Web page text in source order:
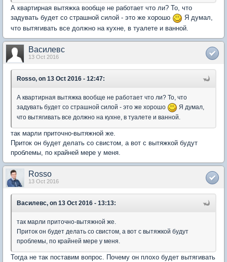
А квартирная вытяжка вообще не работает что ли? То, что
задувать будет со страшной силой - это же хорошо
Я думал,
что вытягивать все должно на кухне, в туалете и ванной.
Василевс
13 Oct 2016
Rosso, on 13 Oct 2016 - 12:47:
А квартирная вытяжка вообще не работает что ли? То, что
задувать будет со страшной силой - это же хорошо
Я думал,
что вытягивать все должно на кухне, в туалете и ванной.
так марли приточно-вытяжной же.
Приток он будет делать со свистом, а вот с вытяжкой будут
проблемы, по крайней мере у меня.
Rosso
13 Oct 2016
Василевс, on 13 Oct 2016 - 13:13:
так марли приточно-вытяжной же.
Приток он будет делать со свистом, а вот с вытяжкой будут
проблемы, по крайней мере у меня.
Тогда не так поставим вопрос. Почему он плохо будет вытягивать